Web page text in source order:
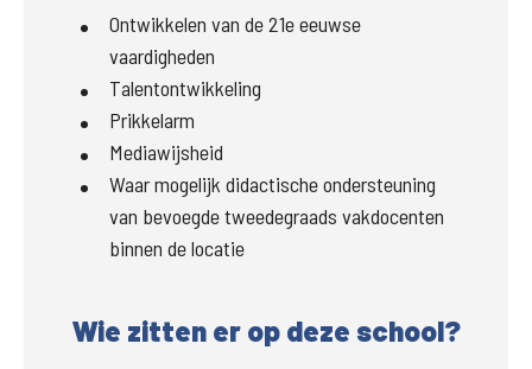
Ontwikkelen van de 21e eeuwse
vaardigheden
Talentontwikkeling
Prikkelarm
Mediawijsheid
Waar mogelijk didactische ondersteuning
van bevoegde tweedegraads vakdocenten
binnen de locatie
Wie zitten er op deze school?